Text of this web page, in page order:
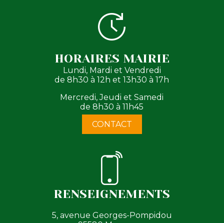
HORAIRES MAIRIE
Lundi, Mardi et Vendredi
de 8h30 à 12h et 13h30 à 17h
Mercredi, Jeudi et Samedi
de 8h30 à 11h45
CONTACT
RENSEIGNEMENTS
5, avenue Georges-Pompidou